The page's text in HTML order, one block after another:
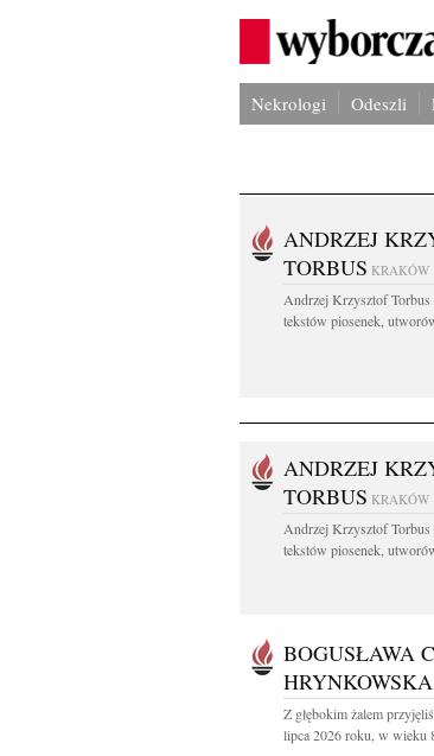
Nekrologi Odeszli
ANDRZEJ
TORBUS KRAKÓW
Andrzej Krzysztof Torbus
tekstów piosenek,
ANDRZEJ
TORBUS KRAKÓW
Andrzej Krzysztof Torbus
tekstów piosenek,
BOGUSŁAWA
HRYNKOWSKA
Z głębokim żalem
lipca 2026 roku, w wieku